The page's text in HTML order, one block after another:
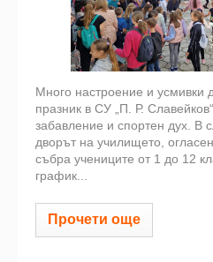
Много настроение и усмивки
празник в СУ „П. Р.
забавление и спортен дух. В
дворът на училището,
събра учениците от 1 до 12
график...
Прочети още